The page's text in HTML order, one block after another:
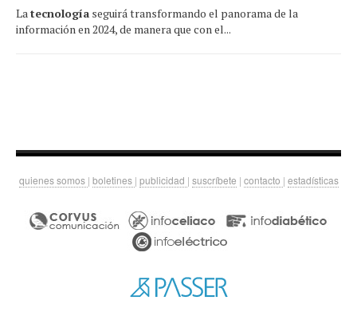
La tecnología seguirá transformando el panorama de la
información en 2024, de manera que con el...
quienes somos | boletines | publicidad | suscríbete | contacto | estadísticas